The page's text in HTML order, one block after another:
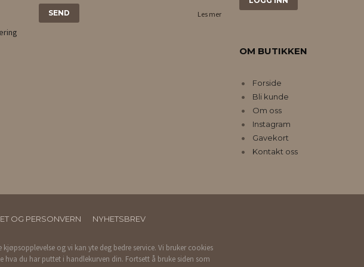
Les mer
OM BUTIKKEN
Forside
Bli kunde
Om oss
Instagram
Gavekort
Kontakt oss
OG PERSONVERN NYHETSBREV
og vi kan yte deg bedre service. Vi bruker cookies
du har puttet i handlekurven din. Fortsett å bruke siden som